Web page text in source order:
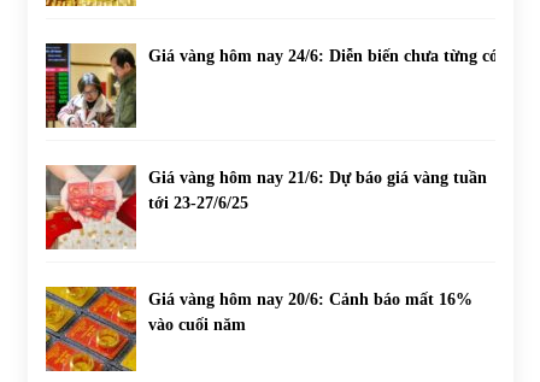
Giá vàng hôm nay 24/6: Diễn biến chưa từng có
Giá vàng hôm nay 21/6: Dự báo giá vàng tuần
tới 23-27/6/25
Giá vàng hôm nay 20/6: Cảnh báo mất 16%
vào cuối năm